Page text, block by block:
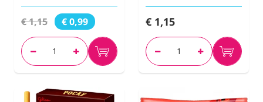
€ 1,15 € 0,99 € 1,15